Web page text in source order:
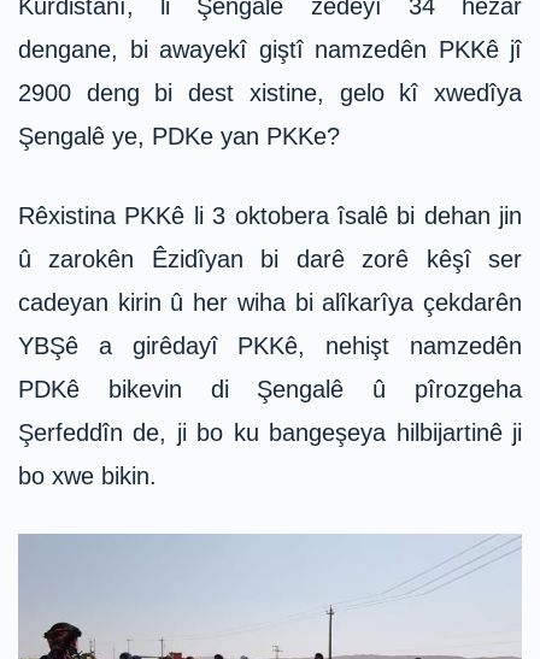
Kurdistanî, li Şengalê zêdeyî 34 hezar
dengane, bi awayekî giştî namzedên PKKê jî
2900 deng bi dest xistine, gelo kî xwedîya
Şengalê ye, PDKe yan PKKe?
Rêxistina PKKê li 3 oktobera îsalê bi dehan jin
û zarokên Êzidîyan bi darê zorê kêşî ser
cadeyan kirin û her wiha bi alîkarîya çekdarên
YBŞê a girêdayî PKKê, nehişt namzedên
PDKê bikevin di Şengalê û pîrozgeha
Şerfeddîn de, ji bo ku bangeşeya hilbijartinê ji
bo xwe bikin.